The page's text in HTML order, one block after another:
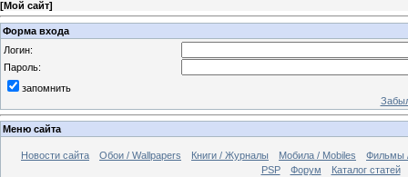
[Мой сайт]
Форма входа
Логин:
Пароль:
запомнить
Меню сайта
Новости сайта Обои / Wallpapers Книги / Журналы Мобила / Mobiles
Фильмы
PSP
Форум Каталог статей